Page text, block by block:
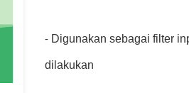
- Digunakan sebagai filter
dilakukan